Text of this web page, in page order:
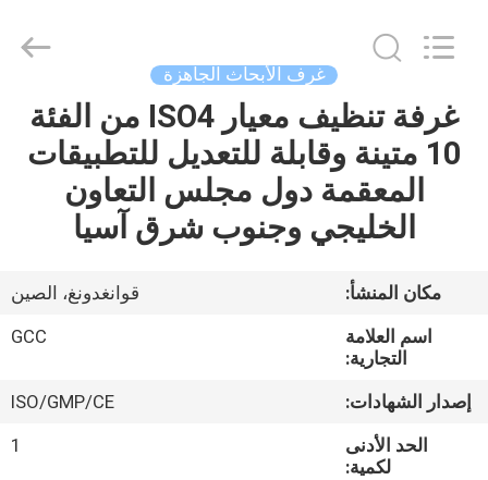
المنزل
المنتجات
فيديو
جولة
Reserved.
غرف الأبحاث الجاهزة
غرفة تنظيف معيار ISO4 من الفئة
10 متينة وقابلة للتعديل للتطبيقات
المعقمة دول مجلس التعاون
الخليجي وجنوب شرق آسيا
مكان المنشأ:
قوانغدونغ، الصين
اسم العلامة
التجارية:
GCC
إصدار الشهادات:
ISO/GMP/CE
الحد الأدنى
لكمية:
1